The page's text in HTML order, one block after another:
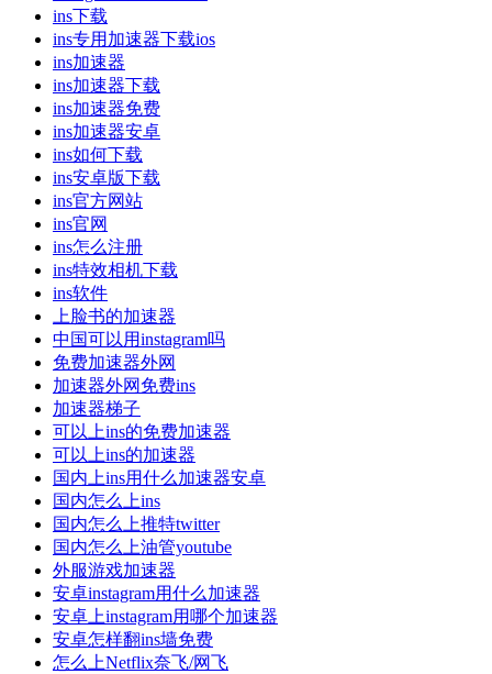
ins下载
ins专用加速器下载ios
ins加速器
ins加速器下载
ins加速器免费
ins加速器安卓
ins如何下载
ins安卓版下载
ins官方网站
ins官网
ins怎么注册
ins特效相机下载
ins软件
上脸书的加速器
中国可以用instagram吗
免费加速器外网
加速器外网免费ins
加速器梯子
可以上ins的免费加速器
可以上ins的加速器
国内上ins用什么加速器安卓
国内怎么上ins
国内怎么上推特twitter
国内怎么上油管youtube
外服游戏加速器
安卓instagram用什么加速器
安卓上instagram用哪个加速器
安卓怎样翻ins墙免费
怎么上Netflix奈飞/网飞